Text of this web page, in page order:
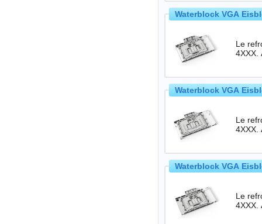
Waterblock VGA
Le
4XXX.
Waterblock VGA
Le
4XXX.
Waterblock VGA
Le
4XXX.